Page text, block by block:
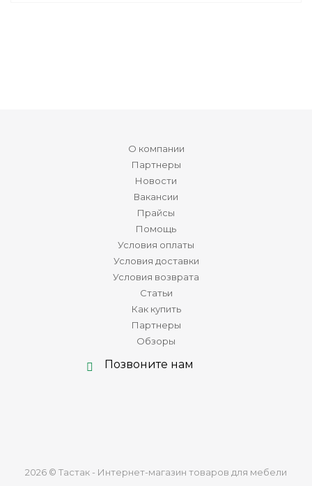
О компании
Партнеры
Новости
Вакансии
Прайсы
Помощь
Условия оплаты
Условия доставки
Условия возврата
Статьи
Как купить
Партнеры
Обзоры
Позвоните нам
2026 © Тастак - Интернет-магазин товаров для мебели